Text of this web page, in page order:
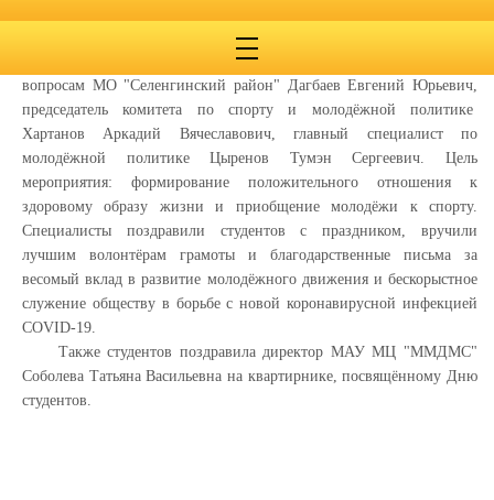
"Шахтёр" в честь Дня российского студенчества.
Мероприятие открыли заместитель главы по социальным
вопросам МО "Селенгинский район" Дагбаев Евгений Юрьевич,
председатель комитета по спорту и молодёжной политике
Хартанов Аркадий Вячеславович, главный специалист по
молодёжной политике Цыренов Тумэн Сергеевич. Цель
мероприятия: формирование положительного отношения к
здоровому образу жизни и приобщение молодёжи к спорту.
Специалисты поздравили студентов с праздником, вручили
лучшим волонтёрам грамоты и благодарственные письма за
весомый вклад в развитие молодёжного движения и бескорыстное
служение обществу в борьбе с новой коронавирусной инфекцией
COVID-19.
Также студентов поздравила директор МАУ МЦ "ММДМС"
Соболева Татьяна Васильевна на квартирнике, посвящённому Дню
студентов.